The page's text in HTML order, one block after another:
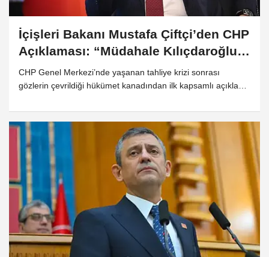
İçişleri Bakanı Mustafa Çiftçi’den CHP
Açıklaması: “Müdahale Kılıçdaroğlu
Yönetiminin Talebiyle Yapıldı”
CHP Genel Merkezi’nde yaşanan tahliye krizi sonrası
gözlerin çevrildiği hükümet kanadından ilk kapsamlı açıklama
güvenlik güçlerinin inisiyatifiyle değil, CHP içerisinden gelen
hukuki başvurular doğrultusunda gerçekleştiğini söyledi.